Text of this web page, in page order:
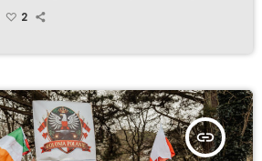
w Irlandii oraz Polska Szkoła Altogether.
2
insert_link